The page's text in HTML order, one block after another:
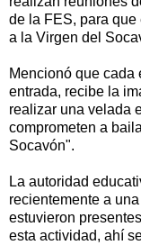
de la FES, para
a la Virgen del
Mencionó que cada
entrada, recibe la
realizar una velada
comprometen a
Socavón".
La autoridad
recientemente a
estuvieron
esta actividad, ahí